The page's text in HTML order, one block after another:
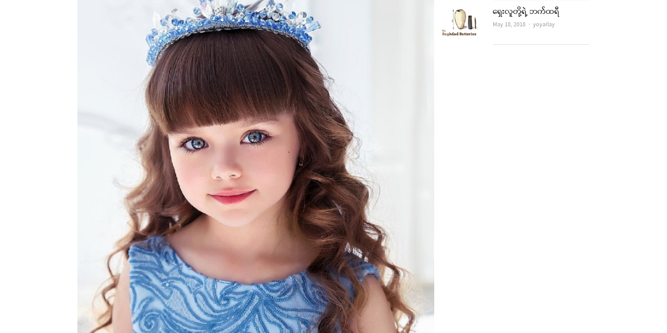
ရှေးလူတို့ရဲ့ ဘက်ထရီ
May 18, 2018 Author
yoyarlay